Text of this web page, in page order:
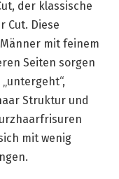
der klassische
Cut. Diese
mit feinem
Seiten sorgen
Struktur und
mit wenig